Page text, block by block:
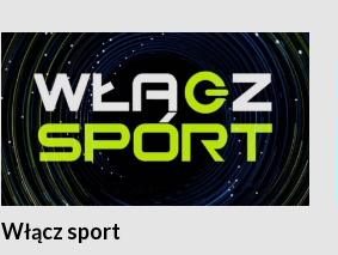
Włącz sport